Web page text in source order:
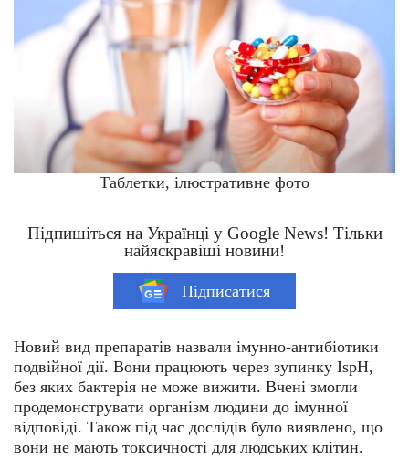
Таблетки, ілюстративне фото
Підпишіться на Українці у Google News! Тільки
найяскравіші новини!
Підписатися
Новий вид препаратів назвали імунно-антибіотики
подвійної дії. Вони працюють через зупинку IspH,
без яких бактерія не може вижити. Вчені змогли
продемонструвати організм людини до імунної
відповіді. Також під час дослідів було виявлено, що
вони не мають токсичності для людських клітин.